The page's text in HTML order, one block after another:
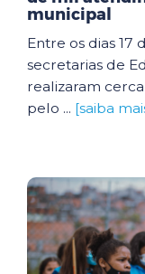
municipal
Entre os dias
secretarias de
realizaram
pelo ... [saiba